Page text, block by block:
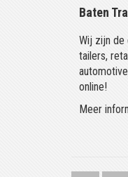
Baten
Wij zijn de
tailers,
online!
Meer